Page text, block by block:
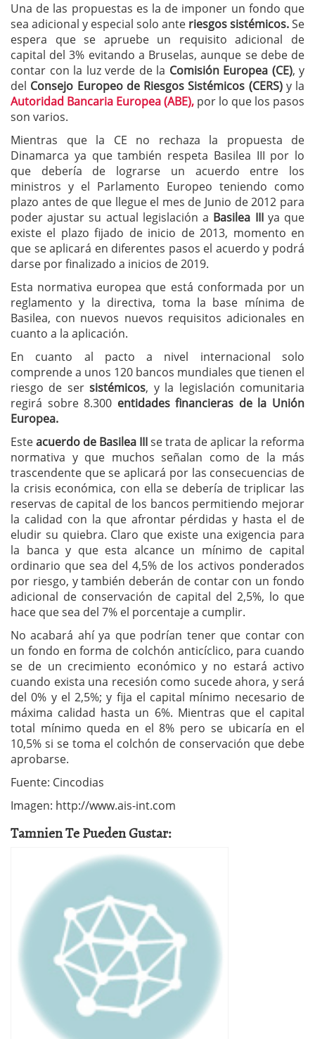
Una de las propuestas es la de imponer un fondo que
sea adicional y especial solo ante riesgos sistémicos.Se
espera que se apruebe un requisito adicional de
capital del 3% evitando a Bruselas, aunque se debe de
contar con la luz verde de la Comisión Europea (CE), y
del Consejo Europeo de Riesgos Sistémicos (CERS)y la
Autoridad Bancaria Europea (ABE), por lo que los pasos
son varios.
Mientras que la CE no rechaza la propuesta de
Dinamarca ya que también respeta Basilea III por lo
que debería de lograrse un acuerdo entre los
ministros y el Parlamento Europeo teniendo como
plazo antes de que llegue el mes de Junio de 2012 para
poder ajustar su actual legislación a Basilea III ya que
existe el plazo fijado de inicio de 2013, momento en
que se aplicará en diferentes pasos el acuerdo y podrá
darse por finalizado a inicios de 2019.
Esta normativa europea que está conformada por un
reglamento y la directiva, toma la base mínima de
Basilea, con nuevos nuevos requisitos adicionales en
cuanto a la aplicación.
En cuanto al pacto a nivel internacional solo
comprende a unos 120 bancos mundiales que tienen el
riesgo de sersistémicos, y la legislación comunitaria
regirá sobre 8.300 entidades financieras de la Unión
Europea.
Esteacuerdo de Basilea IIIse trata de aplicar la reforma
normativa y que muchos señalan como de la más
trascendente que se aplicará por las consecuencias de
la crisis económica, con ella se debería de triplicar las
reservas de capital de los bancos permitiendo mejorar
la calidad con la que afrontar pérdidas y hasta el de
eludir su quiebra. Claro que existe una exigencia para
la banca y que esta alcance un mínimo de capital
ordinario que sea del 4,5% de los activos ponderados
por riesgo, y también deberán de contar con un fondo
adicional de conservación de capital del 2,5%, lo que
hace que sea del 7% el porcentaje a cumplir.
No acabará ahí ya que podrían tener que contar con
un fondo en forma de colchón anticíclico, para cuando
se de un crecimiento económico y no estará activo
cuando exista una recesión como sucede ahora, y será
del 0% y el 2,5%; y fija el capital mínimo necesario de
máxima calidad hasta un 6%. Mientras que el capital
total mínimo queda en el 8% pero se ubicaría en el
10,5% si se toma el colchón de conservación que debe
aprobarse.
Fuente: Cincodias
Imagen: http://www.ais-int.com
Tamnien Te Pueden Gustar: